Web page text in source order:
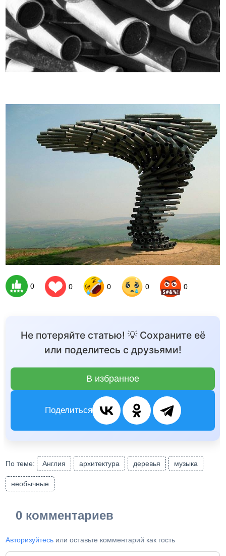
0 0 0 0 0
Не потеряйте статью! 💡 Сохраните её
или поделитесь с друзьями!
В избранное
Поделиться
По теме: Англия архитектура деревья музыка
необычные
0 комментариев
Авторизуйтесь или оставьте комментарий как гость